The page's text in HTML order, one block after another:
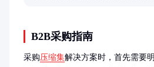
B2B采购指南
采购压缩集解决方案时，首先需要